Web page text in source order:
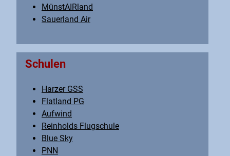
MünstAIRland
Sauerland Air
Schulen
Harzer GSS
Flatland PG
Aufwind
Reinholds Flugschule
Blue Sky
PNN